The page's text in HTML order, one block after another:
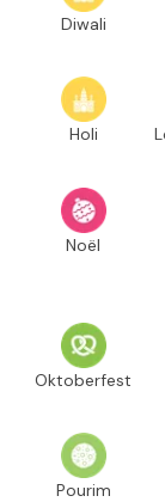
Diwali
Holi
Noël
Oktoberfest
Pourim